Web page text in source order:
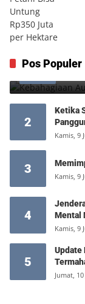
Pos Populer
1
2
Ketika
Kamis, 9
3 Kamis, 9
4
Mental
Kamis, 9
5
Update
Jumat,